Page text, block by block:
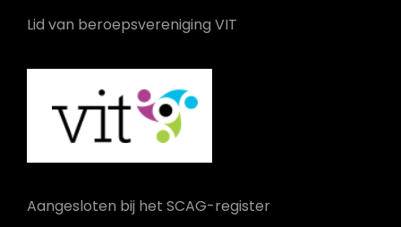
Lid van beroepsvereniging VIT
Aangesloten bij het SCAG-register